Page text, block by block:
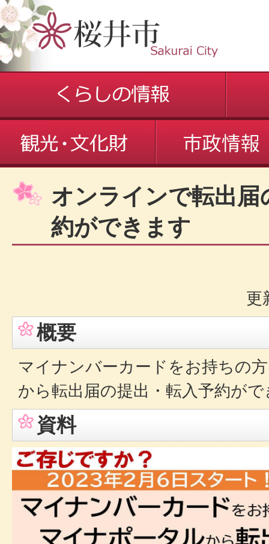
オンラインで転出届
約ができます
更
概要
マイナンバーカードをお持ちの
から転出届の提出・転入予約が
資料